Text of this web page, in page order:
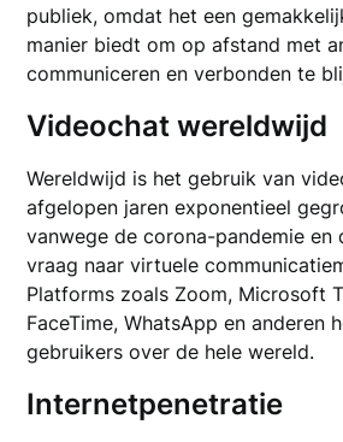
publiek, omdat het een
manier biedt om op afstand met
communiceren en verbonden te
Videochat wereldwijd
Wereldwijd is het gebruik van
afgelopen jaren exponentieel
vanwege de corona-pandemie en
vraag naar virtuele
Platforms zoals Zoom, Microsoft
FaceTime, WhatsApp en anderen
gebruikers over de hele wereld.
Internetpenetratie